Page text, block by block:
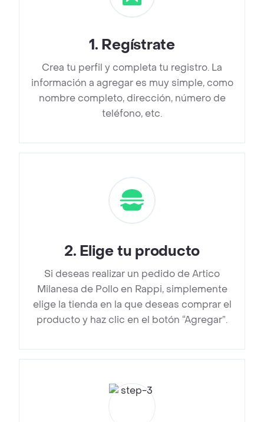
1. Regístrate
Crea tu perfil y completa tu registro. La
información a agregar es muy simple, como
nombre completo, dirección, número de
teléfono, etc.
2. Elige tu producto
Si deseas realizar un pedido de Artico
Milanesa de Pollo en Rappi, simplemente
elige la tienda en la que deseas comprar el
producto y haz clic en el botón “Agregar”.